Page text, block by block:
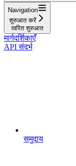
Navigation
शुरुआत करें
त्वरित शुरुआत
मार्गदर्शिकाएँ
API संदर्भ
समुदाय